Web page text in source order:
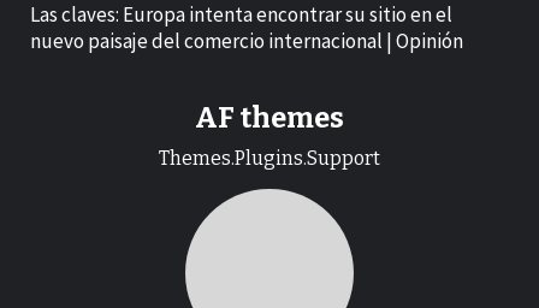
Las claves: Europa intenta encontrar su sitio en el
nuevo paisaje del comercio internacional | Opinión
AF themes
Themes.Plugins.Support